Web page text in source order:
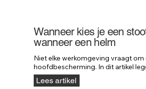
Wanneer kies je een
wanneer een helm
Niet elke werkomgeving vraagt om
hoofdbescherming. In dit artikel
wanneer een stootcap voldoende
bescherming biedt en wanneer een
Lees artikel